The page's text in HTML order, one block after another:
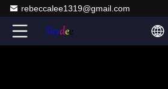
rebeccalee1319@gmail.com